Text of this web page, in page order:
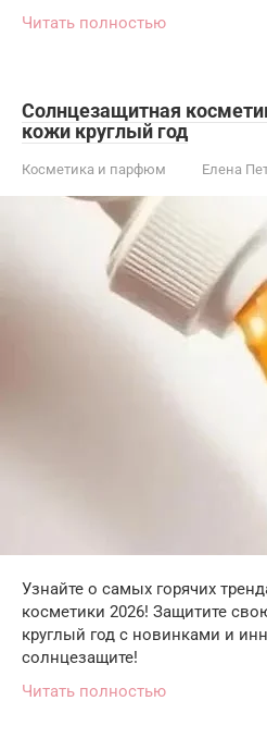
Читать полностью
Солнцезащитная
кожи круглый год
Косметика и парфюм Елена
Узнайте о самых горячих
косметики 2026! Защитите
круглый год с новинками и
солнцезащите!
Читать полностью